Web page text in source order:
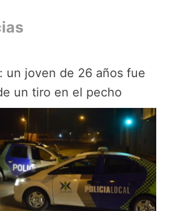
un joven de 26 años fue
un tiro en el pecho